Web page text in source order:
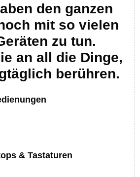
den ganzen
mit so vielen
zu tun.
an all die Dinge,
berühren.
& Tastaturen